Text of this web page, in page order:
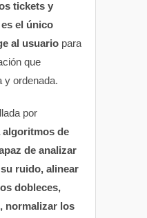
tickets y
el único
al usuario para
que
y ordenada.
por
algoritmos de
de analizar
ruido, alinear
dobleces,
normalizar los